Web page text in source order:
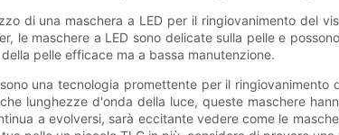
di una maschera a LED per il ringiovanimento del
le maschere a LED sono delicate sulla pelle e
pelle efficace ma a bassa manutenzione.
una tecnologia promettente per il
lunghezze d'onda della luce, queste maschere
a evolversi, sarà eccitante vedere come le